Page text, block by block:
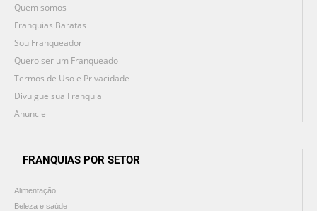
Quem somos
Franquias Baratas
Sou Franqueador
Quero ser um Franqueado
Termos de Uso e Privacidade
Divulgue sua Franquia
Anuncie
FRANQUIAS POR SETOR
Alimentação
Beleza e saúde